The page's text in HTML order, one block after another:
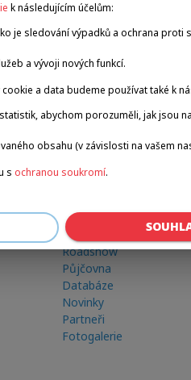
Zimní hry
Roadshow
Půjčovna
Databáze
Novinky
Partneři
Fotogalerie
k následujícím účelům:
je sledování výpadků a ochrana proti
a vývoji nových funkcí.
a data budeme používat také k
abychom porozuměli, jak jsou
obsahu (v závislosti na vašem
s ochranou soukromí.